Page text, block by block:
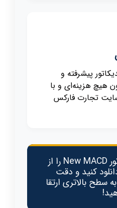
پیشرفته و
هیچ هزینه‌ای و با
تجارت فارکس
همین حالا اندیکاتور New MACD را از
کنید و دقت
سطح بالاتری ارتقا